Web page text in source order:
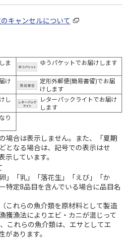
キャンセルについて
ま
ゆうパケットでお届けします
け
定形外郵便(簡易書留)でお届
けします
し
レターパックライトでお届け
します
り
場合は表示しません。また、「夏期
となる場合は、記号での表示はせ
しています。
」「乳」「落花生」「えび」「か
特定8品目を含んでいる場合に品目名
これらの魚介類を原材料として製造
獲漁法によりエビ・カニが混じって
これらの魚介類は、エサとしてエ
があります。